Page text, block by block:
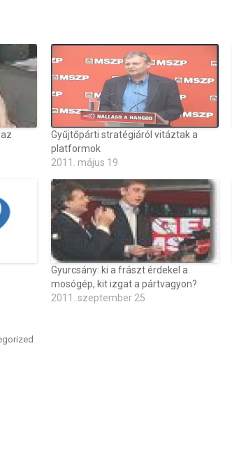
Gyűjtőpárti stratégiáról vitáztak a
platformok
2011. május 19
Gyurcsány: ki a frászt érdekel a
mosógép, kit izgat a pártvagyon?
2011. szeptember 25